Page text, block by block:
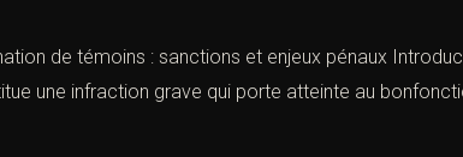
de témoins : sanctions et enjeux pénaux
une infraction grave qui porte atteinte au